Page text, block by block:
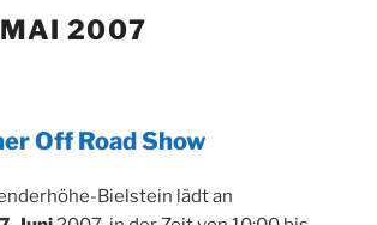
MAI 2007
Off Road Show
Bielstein lädt an